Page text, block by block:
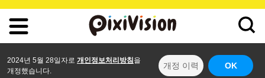
2024년 5월 28일자로 개인정보처리방침 을
개정했습니다.
개정 이력 OK